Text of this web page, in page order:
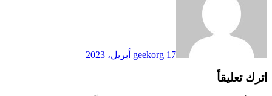
geekorg 17 أبريل، 2023
اترك تعليقاً